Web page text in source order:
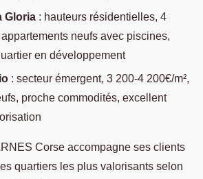
Gloria : hauteurs résidentielles, 4
appartements neufs avec piscines,
en développement
: secteur émergent, 3 200-4 200€/m²,
proche commodités, excellent
Corse accompagne ses clients
quartiers les plus valorisants selon